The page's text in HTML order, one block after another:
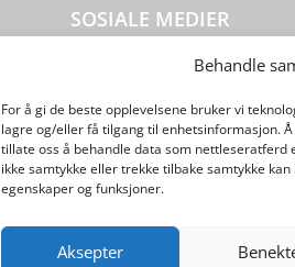
Behandle
For å gi de beste opplevelsene bruker vi
lagre og/eller få tilgang til enhetsinformasjon.
tillate oss å behandle data som nettleseratferd
ikke samtykke eller trekke tilbake samtykke
egenskaper og funksjoner.
Aksepter
SOSIALE MEDIER